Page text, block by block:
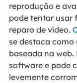
reprodução e
pode tentar usar
reparo de vídeo.
se destaca
baseada na
software e pode
levemente